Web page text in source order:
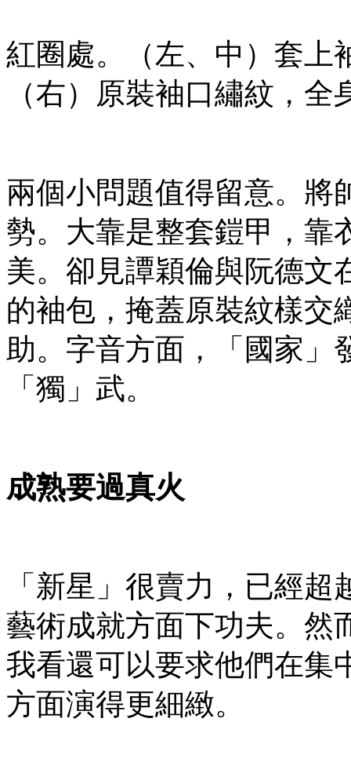
紅圈處。（左、中）套上
（右）原裝袖口繡紋，全
兩個小問題值得留意。將
勢。大靠是整套鎧甲，靠
美。卻見譚穎倫與阮德文
的袖包，掩蓋原裝紋樣交
助。字音方面，「國家」
「獨」武。
成熟要過真火
「新星」很賣力，已經
藝術成就方面下功夫。然
我看還可以要求他們在集
方面演得更細緻。